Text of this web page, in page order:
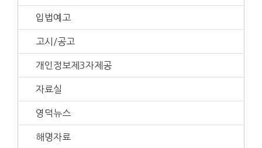
입법예고
고시/공고
개인정보제3자제공
자료실
영덕뉴스
해명자료